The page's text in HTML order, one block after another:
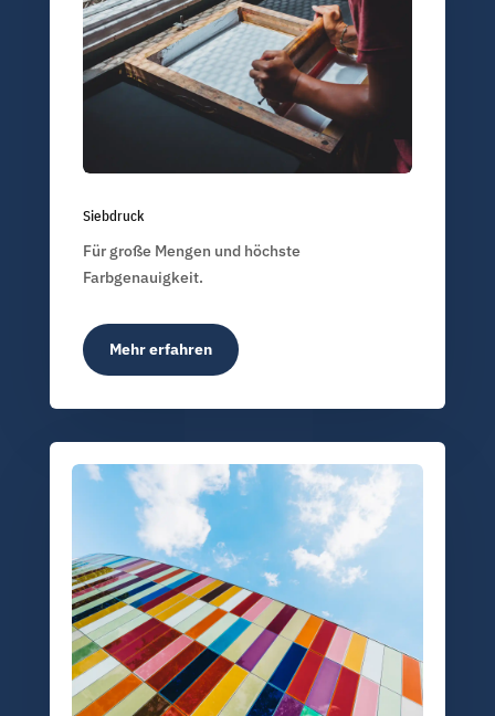
Siebdruck
Für große Mengen und höchste
Farbgenauigkeit.
Mehr erfahren